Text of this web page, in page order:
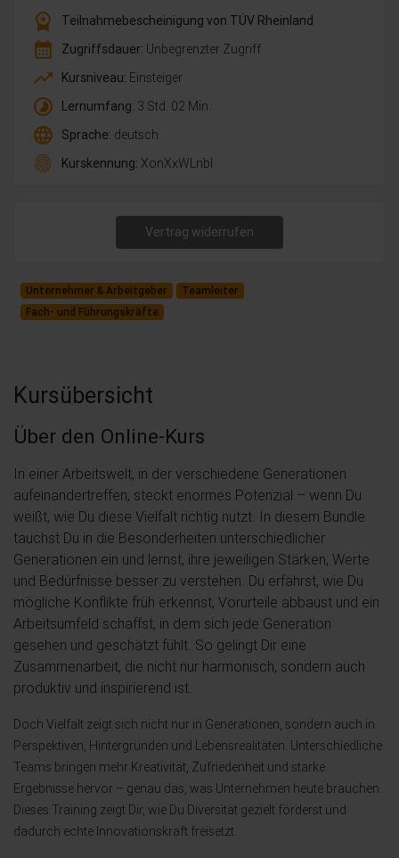
workspace_premium
Teilnahmebescheinigung von TÜV Rheinland
calendar_month Zugriffsdauer: Unbegrenzter Zugriff
trending_up Kursniveau: Einsteiger
timelapse Lernumfang: 3 Std. 02 Min.
language Sprache: deutsch
fingerprint Kurskennung: XonXxWLnbl
Vertrag widerrufen
Unternehmer & Arbeitgeber
Teamleiter
Fach- und Führungskräfte
Kursübersicht
Über den Online-Kurs
In einer Arbeitswelt, in der verschiedene Generationen
aufeinandertreffen, steckt enormes Potenzial – wenn Du
weißt, wie Du diese Vielfalt richtig nutzt. In diesem Bundle
tauchst Du in die Besonderheiten unterschiedlicher
Generationen ein und lernst, ihre jeweiligen Stärken, Werte
und Bedürfnisse besser zu verstehen. Du erfährst, wie Du
mögliche Konflikte früh erkennst, Vorurteile abbaust und ein
Arbeitsumfeld schaffst, in dem sich jede Generation
gesehen und geschätzt fühlt. So gelingt Dir eine
Zusammenarbeit, die nicht nur harmonisch, sondern auch
produktiv und inspirierend ist.
Doch Vielfalt zeigt sich nicht nur in Generationen, sondern auch in
Perspektiven, Hintergründen und Lebensrealitäten. Unterschiedliche
Teams bringen mehr Kreativität, Zufriedenheit und starke
Ergebnisse hervor – genau das, was Unternehmen heute brauchen.
Dieses Training zeigt Dir, wie Du Diversität gezielt förderst und
dadurch echte Innovationskraft freisetzt.